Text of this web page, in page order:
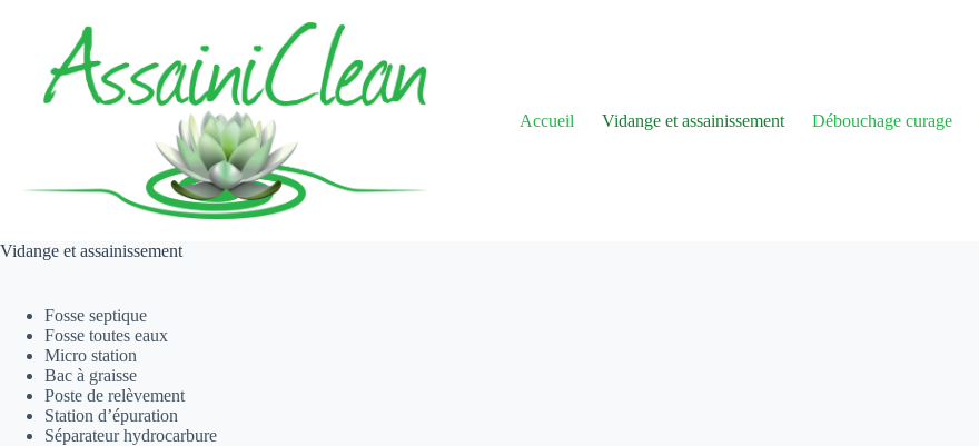
Accueil Vidange et assainissement Débouchage curage
Vidange et assainissement
Fosse septique
Fosse toutes eaux
Micro station
Bac à graisse
Poste de relèvement
Station d’épuration
Séparateur hydrocarbure